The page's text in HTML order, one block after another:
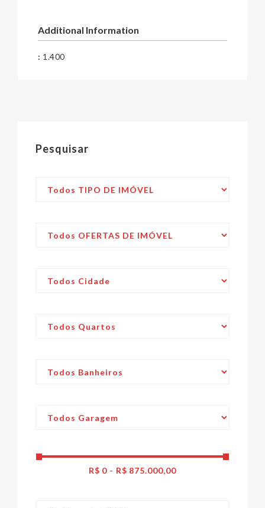
Additional Information
: 1.400
Pesquisar
R$ 0 - R$ 875.000,00